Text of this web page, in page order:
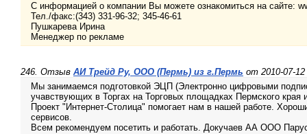
С информацией о компании Вы можете ознакомиться на сайте:
Тел./факс:(343) 331-96-32; 345-46-61
Пушкарева Ирина
Менеджер по рекламе
246. Отзыв АИ Трейд Ру, ООО (Пермь) из г.Пермь от 2010-07-12
Мы занимаемся подготовкой ЭЦП (Электронно цифровыми
учавствующих в Торгах на Торговых площадках Пермского края
Проект "Интернет-Столица" помогает нам в нашей работе.
сервисов.
Всем рекомендуем посетить и работать. Докучаев АА ООО